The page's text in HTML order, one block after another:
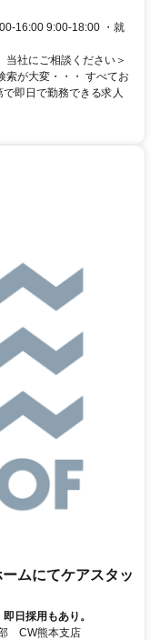
16:00 9:00-18:00 ・就
当社にご相談ください＞
索が大変・・・ すべてお
即日で勤務できる求人
ムにてケアスタッ
日採用もあり。
CW熊本支店